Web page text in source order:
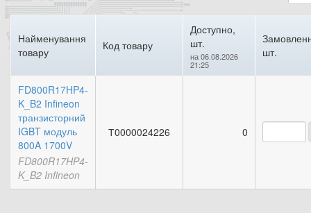
Найменування
товару
Код товару
Доступно,
шт.
на 06.08.2026
21:25
шт.
FD800R17HP4-
K_B2 Infineon
транзисторний
IGBT модуль
800A 1700V
FD800R17HP4-
K_B2 Infineon
Т0000024226 0